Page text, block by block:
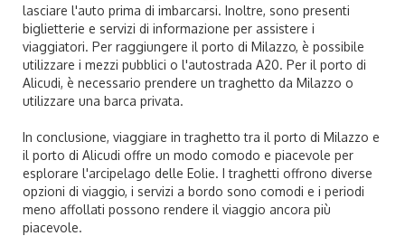
lasciare l'auto prima di imbarcarsi. Inoltre, sono presenti
biglietterie e servizi di informazione per assistere i
viaggiatori. Per raggiungere il porto di Milazzo, è possibile
utilizzare i mezzi pubblici o l'autostrada A20. Per il porto di
Alicudi, è necessario prendere un traghetto da Milazzo o
utilizzare una barca privata.
In conclusione, viaggiare in traghetto tra il porto di Milazzo e
il porto di Alicudi offre un modo comodo e piacevole per
esplorare l'arcipelago delle Eolie. I traghetti offrono diverse
opzioni di viaggio, i servizi a bordo sono comodi e i periodi
meno affollati possono rendere il viaggio ancora più
piacevole.